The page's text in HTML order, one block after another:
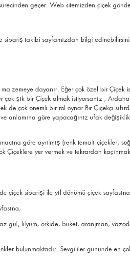
geçer. Web sitemizden çiçek
sipariş takibi sayfamızdan bilgi
dayanır. Eğer çok özel bir Çiçek
şık bir Çiçek almak istiyorsanız ,
de çok önemli bir rol oynar.Bir Çiçekçi
anlamına göre yapacağınız ufak
göre ayrılmış (renk temalı çiçekler,
yer vermek ve tekrardan
çiçek siparişi ile yıl dönümü çiçek
gül, lilyum, orkide, buket, aranjman,
bulunmaktadır. Sevgililer gününde en